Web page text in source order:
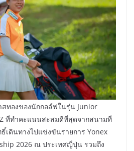
สทองของนักกอล์ฟในรุ่น Junior
ที่ทำคะแนนสะสมดีที่สุดจากสนามที่
เดินทางไปแข่งขันรายการ Yonex
2026 ณ ประเทศญี่ปุ่น รวมถึง